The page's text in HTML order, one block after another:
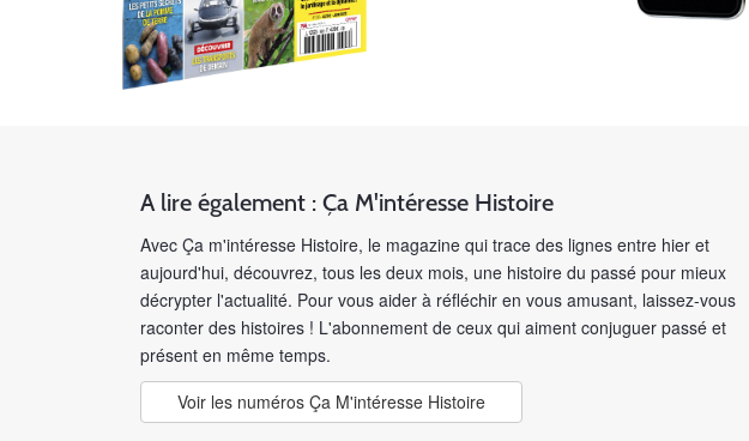
A lire également : Ça M'intéresse Histoire
Avec Ça m'intéresse Histoire, le magazine qui trace des lignes entre hier et
aujourd'hui, découvrez, tous les deux mois, une histoire du passé pour mieux
décrypter l'actualité. Pour vous aider à réfléchir en vous amusant, laissez-vous
raconter des histoires ! L'abonnement de ceux qui aiment conjuguer passé et
présent en même temps.
Voir les numéros Ça M'intéresse Histoire